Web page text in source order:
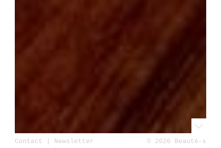
Contact Newsletter © 2026 Beauté-s